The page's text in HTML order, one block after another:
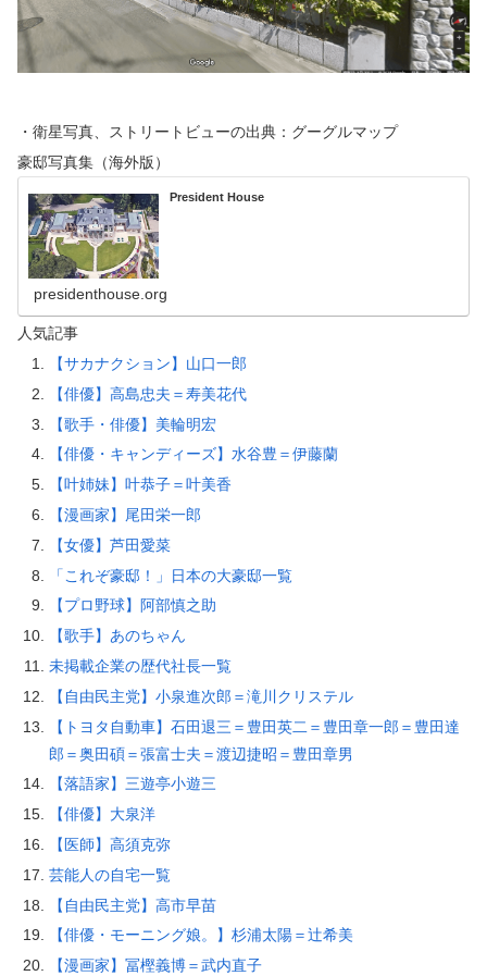
・衛星写真、ストリートビューの出典：グーグルマップ
豪邸写真集（海外版）
President House
presidenthouse.org
人気記事
【サカナクション】山口一郎
【俳優】高島忠夫＝寿美花代
【歌手・俳優】美輪明宏
【俳優・キャンディーズ】水谷豊＝伊藤蘭
【叶姉妹】叶恭子＝叶美香
【漫画家】尾田栄一郎
【女優】芦田愛菜
「これぞ豪邸！」日本の大豪邸一覧
【プロ野球】阿部慎之助
【歌手】あのちゃん
未掲載企業の歴代社長一覧
【自由民主党】小泉進次郎＝滝川クリステル
【トヨタ自動車】石田退三＝豊田英二＝豊田章一郎＝豊田達
郎＝奥田碩＝張富士夫＝渡辺捷昭＝豊田章男
【落語家】三遊亭小遊三
【俳優】大泉洋
【医師】高須克弥
芸能人の自宅一覧
【自由民主党】高市早苗
【俳優・モーニング娘。】杉浦太陽＝辻希美
【漫画家】冨樫義博＝武内直子